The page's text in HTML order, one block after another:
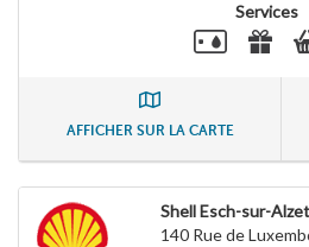
Services
AFFICHER SUR LA CARTE
Shell Esch-sur-
140 Rue de